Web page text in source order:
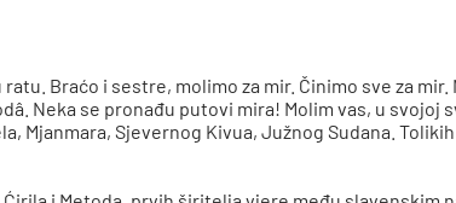
Braćo i sestre, molimo za mir. Činimo sve za
Neka se pronađu putovi mira! Molim vas, u
Mjanmara, Sjevernog Kivua, Južnog Sudana.